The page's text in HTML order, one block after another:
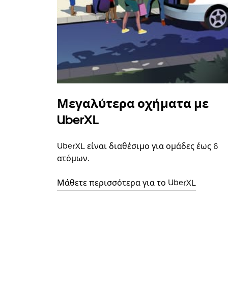
Μεγαλύτερα οχήματα με
UberXL
UberXL είναι διαθέσιμο για ομάδες έως 6
ατόμων.
Μάθετε περισσότερα για το UberXL